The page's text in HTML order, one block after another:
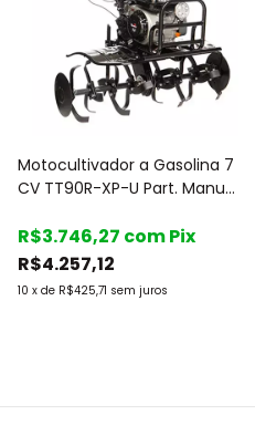
Motocultivador a Gasolina 7
CV TT90R-XP-U Part. Manual
R$4.257,12
10 x de R$425,71 sem juros
R$3.746,27 comPix